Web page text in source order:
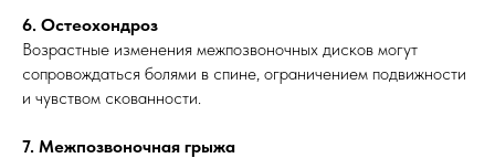
6. Остеохондроз
Возрастные изменения межпозвоночных дисков могут
сопровождаться болями в спине, ограничением подвижности
и чувством скованности.
7. Межпозвоночная грыжа